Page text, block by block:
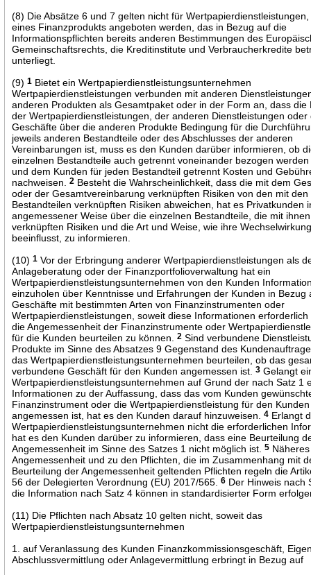
(8) Die Absätze 6 und 7 gelten nicht für Wertpapierdienstleistungen,
eines Finanzprodukts angeboten werden, das in Bezug auf die
Informationspflichten bereits anderen Bestimmungen des
Gemeinschaftsrechts, die Kreditinstitute und Verbraucherkredite
unterliegt.
(9)1 Bietet ein Wertpapierdienstleistungsunternehmen
Wertpapierdienstleistungen verbunden mit anderen
anderen Produkten als Gesamtpaket oder in der Form an, dass die
der Wertpapierdienstleistungen, der anderen Dienstleistungen oder
Geschäfte über die anderen Produkte Bedingung für die
jeweils anderen Bestandteile oder des Abschlusses der anderen
Vereinbarungen ist, muss es den Kunden darüber informieren, ob
einzelnen Bestandteile auch getrennt voneinander bezogen
und dem Kunden für jeden Bestandteil getrennt Kosten und
nachweisen.2 Besteht die Wahrscheinlichkeit, dass die mit dem
oder der Gesamtvereinbarung verknüpften Risiken von den mit
Bestandteilen verknüpften Risiken abweichen, hat es Privatkunden
angemessener Weise über die einzelnen Bestandteile, die mit ihnen
verknüpften Risiken und die Art und Weise, wie ihre
beeinflusst, zu informieren.
(10)1 Vor der Erbringung anderer Wertpapierdienstleistungen als
Anlageberatung oder der Finanzportfolioverwaltung hat ein
Wertpapierdienstleistungsunternehmen von den Kunden
einzuholen über Kenntnisse und Erfahrungen der Kunden in Bezug
Geschäfte mit bestimmten Arten von Finanzinstrumenten oder
Wertpapierdienstleistungen, soweit diese Informationen
die Angemessenheit der Finanzinstrumente oder
für die Kunden beurteilen zu können.2 Sind verbundene
Produkte im Sinne des Absatzes 9 Gegenstand des
das Wertpapierdienstleistungsunternehmen beurteilen, ob das
verbundene Geschäft für den Kunden angemessen ist.3 Gelangt
Wertpapierdienstleistungsunternehmen auf Grund der nach Satz 1
Informationen zu der Auffassung, dass das vom Kunden
Finanzinstrument oder die Wertpapierdienstleistung für den
angemessen ist, hat es den Kunden darauf hinzuweisen.4 Erlangt
Wertpapierdienstleistungsunternehmen nicht die erforderlichen
hat es den Kunden darüber zu informieren, dass eine Beurteilung
Angemessenheit im Sinne des Satzes 1 nicht möglich ist.5
Angemessenheit und zu den Pflichten, die im Zusammenhang mit
Beurteilung der Angemessenheit geltenden Pflichten regeln die
56 der Delegierten Verordnung (EU) 2017/565.6 Der Hinweis nach
die Information nach Satz 4 können in standardisierter Form
(11) Die Pflichten nach Absatz 10 gelten nicht, soweit das
Wertpapierdienstleistungsunternehmen
1. auf Veranlassung des Kunden Finanzkommissionsgeschäft,
Abschlussvermittlung oder Anlagevermittlung erbringt in Bezug auf